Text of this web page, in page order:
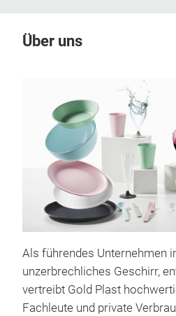
Über uns
Als führendes Unternehmen
unzerbrechliches Geschirr,
vertreibt Gold Plast
Fachleute und private